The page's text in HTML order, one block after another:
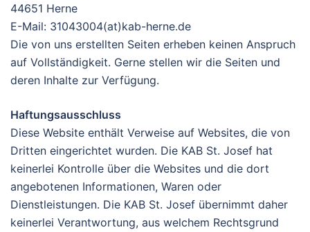
44651 Herne
E-Mail: 31043004(at)kab-herne.de
Die von uns erstellten Seiten erheben keinen Anspruch
auf Vollständigkeit. Gerne stellen wir die Seiten und
deren Inhalte zur Verfügung.
Haftungsausschluss
Diese Website enthält Verweise auf Websites, die von
Dritten eingerichtet wurden. Die KAB St. Josef hat
keinerlei Kontrolle über die Websites und die dort
angebotenen Informationen, Waren oder
Dienstleistungen. Die KAB St. Josef übernimmt daher
keinerlei Verantwortung, aus welchem Rechtsgrund